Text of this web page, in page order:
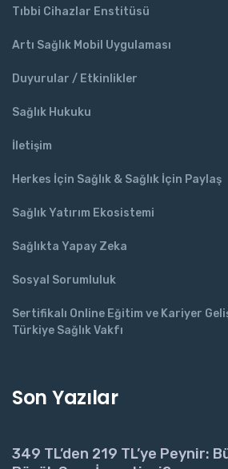
Tıbbi Cihazlar Enstitüsü
Artı Sağlık Mobil Uygulaması
Duyurular / Etkinlikler
Sağlık Hukuku
İletişim
Herkes İçin Sağlık & Sağlık İçin Paylaş
Sağlık Yatırım Ekosistemi
Sağlıkta Yapay Zeka
Sosyal Sorumluluk
Sertifikalı Online Eğitim ve Kariyer
Türkiye Sağlık Vakfı
Son Yazılar
349 TL’den 219 TL’ye Peynir: